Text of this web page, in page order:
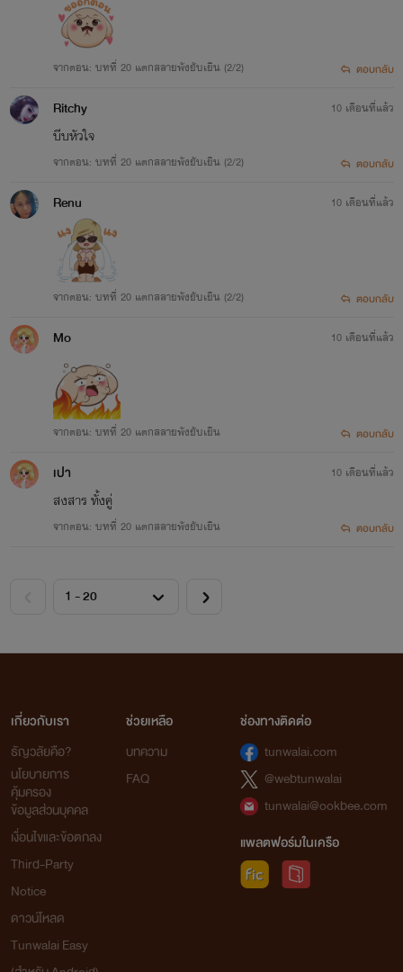
จากตอน: บทที่ 20 แตกสลายพังยับเยิน (2/2) ตอบกลับ
Ritchy
บีบหัวใจ
จากตอน: บทที่ 20 แตกสลายพังยับเยิน (2/2)
10 เดือนที่แล้ว
ตอบกลับ
Renu
จากตอน: บทที่ 20 แตกสลายพังยับเยิน (2/2)
10 เดือนที่แล้ว
ตอบกลับ
Mo
จากตอน: บทที่ 20 แตกสลายพังยับเยิน
10 เดือนที่แล้ว
ตอบกลับ
เปา
สงสาร ทั้งคู่
จากตอน: บทที่ 20 แตกสลายพังยับเยิน
10 เดือนที่แล้ว
ตอบกลับ
เกี่ยวกับเรา
ธัญวลัยคือ?
นโยบายการ
คุ้มครอง
ข้อมูลส่วนบุคคล
เงื่อนไขและข้อตกลง
Third-Party
Notice
ดาวน์โหลด
Tunwalai Easy
ช่วยเหลือ
บทความ
FAQ
ช่องทางติดต่อ
tunwalai.com
@webtunwalai
tunwalai@ookbee.com
แพลตฟอร์มในเครือ